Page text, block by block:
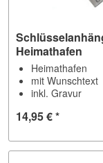
Heimathafen
Heimathafen
mit Wunschtext
inkl. Gravur
14,95 € *